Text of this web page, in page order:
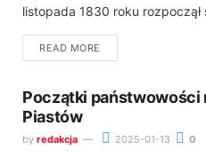
listopada 1830 roku rozpoczął
READ MORE
Początki państwowości
Piastów
by redakcja 2025-01-13 0